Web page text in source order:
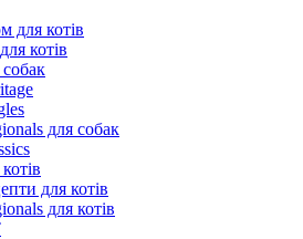
для котів
котів
для собак
для котів
для котів